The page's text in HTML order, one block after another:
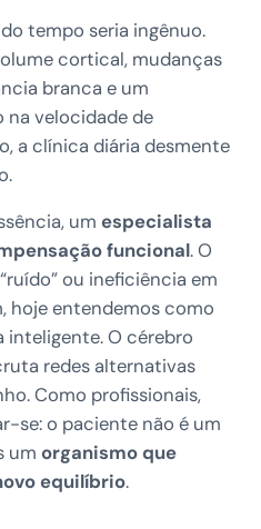
tempo seria ingênuo.
cortical, mudanças
branca e um
na velocidade de
a clínica diária desmente
um especialista
funcional. O
ou ineficiência em
hoje entendemos como
O cérebro
redes alternativas
Como profissionais,
se: o paciente não é um
um organismo que
equilíbrio.